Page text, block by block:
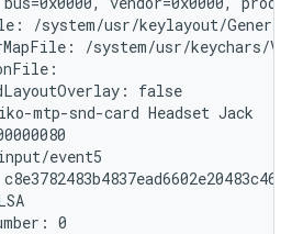
/system/usr/keylayout/
/system/usr/keychars/
false
mtp-snd-card Headset Jack
event5
0